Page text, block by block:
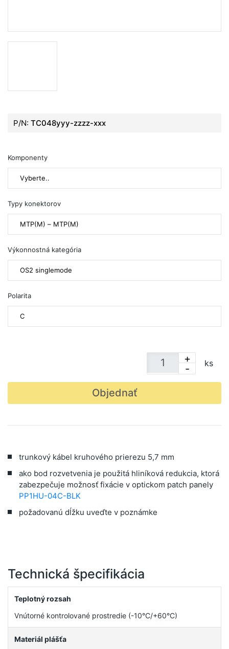
P/N: TC048yyy-zzzz-xxx
Komponenty
Vyberte..
Typy konektorov
MTP(M) – MTP(M)
Výkonnostná kategória
OS2 singlemode
Polarita
C
+
-
ks
Objednať
trunkový kábel kruhového prierezu 5,7 mm
ako bod rozvetvenia je použitá hliníková redukcia, ktorá
zabezpečuje možnosť fixácie v optickom patch panely
PP1HU-04C-BLK
požadovanú dĺžku uveďte v poznámke
Technická špecifikácia
Teplotný rozsah
Vnútorné kontrolované prostredie (-10°C/+60°C)
Materiál plášťa